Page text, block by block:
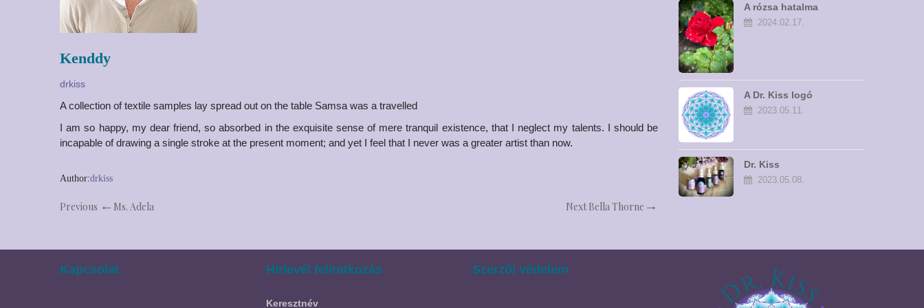
Kenddy
drkiss
A collection of textile samples lay spread out on the table Samsa was a travelled
I am so happy, my dear friend, so absorbed in the exquisite sense of mere tranquil existence, that I neglect my talents. I should be
incapable of drawing a single stroke at the present moment; and yet I feel that I never was a greater artist than now.
Author:drkiss
Previous Ms. Adela Next Bella Thorne
A rózsa hatalma
2024.02.17.
A Dr. Kiss logó
szimbólumrendszere
2023.05.11.
Dr. Kiss
natúrkozmetikumok
2023.05.08.
Kapcsolat Hírlevél feliratkozás
Keresztnév
Szerzői védelem